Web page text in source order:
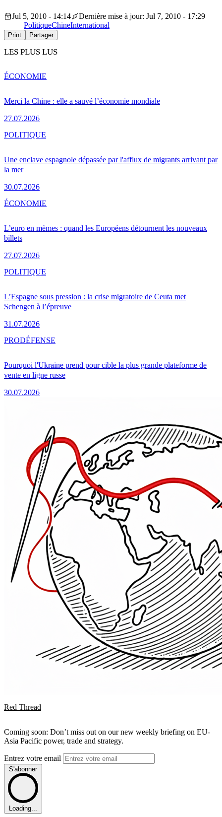
Jul 5, 2010 - 14:14
Dernière mise à jour: Jul 7, 2010 - 17:29
PolitiqueChineInternational
Print Partager
LES PLUS LUS
Merci la Chine : elle a sauvé l’économie mondiale
27.07.2026
ÉCONOMIE
Une enclave espagnole dépassée par l'afflux de migrants arrivant par
la mer
30.07.2026
POLITIQUE
L’euro en mèmes : quand les Européens détournent les nouveaux
billets
27.07.2026
ÉCONOMIE
L’Espagne sous pression : la crise migratoire de Ceuta met
Schengen à l’épreuve
31.07.2026
POLITIQUE
Pourquoi l'Ukraine prend pour cible la plus grande plateforme de
vente en ligne russe
30.07.2026
PRODÉFENSE
Red Thread
Coming soon: Don’t miss out on our new weekly briefing on EU-
Asia Pacific power, trade and strategy.
Entrez votre email
S'abonner
Loading...